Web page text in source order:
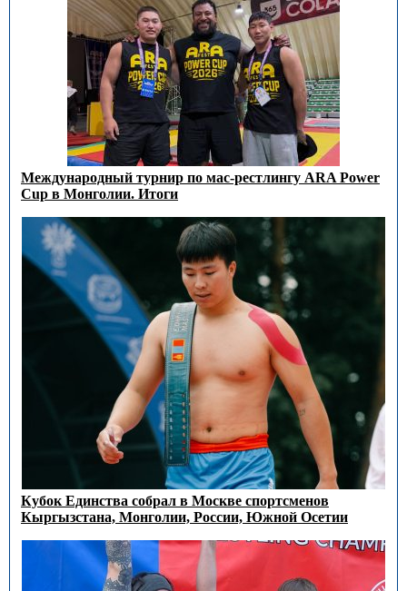
Международный турнир по мас-рестлингу ARA Power
Cup в Монголии. Итоги
Кубок Единства собрал в Москве спортсменов
Кыргызстана, Монголии, России, Южной Осетии